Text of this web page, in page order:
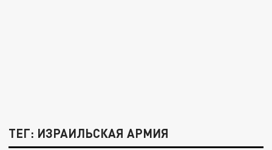
ТЕГ: ИЗРАИЛЬСКАЯ АРМИЯ